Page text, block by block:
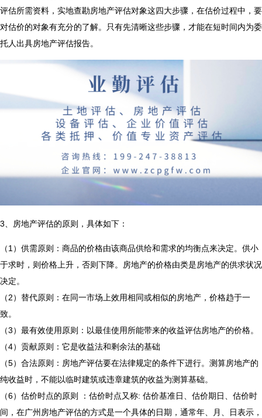
评估所需资料，实地查勘房地产评估对象这四大步骤，在估价过程中，要
对估价的对象有充分的了解。只有先清晰这些步骤，才能在短时间内为委
托人出具房地产评估报告。
3、房地产评估的原则，具体如下：
（1）供需原则：商品的价格由该商品供给和需求的均衡点来决定。供小
于求时，则价格上升，否则下降。房地产的价格由类是房地产的供求状况
决定。
（2）替代原则：在同一市场上效用相同或相似的房地产，价格趋于一
致。
（3）最有效使用原则：以最佳使用所能带来的收益评估房地产的价格。
（4）贡献原则：它是收益法和剩余法的基础
（5）合法原则：房地产评估要在法律规定的条件下进行。测算房地产的
纯收益时，不能以临时建筑或违章建筑的收益为测算基础。
（6）估价时点的原则 ：估价时点又称: 估价基准日、估价期日、估价时
间， 在广州房地产评估的方式是一个具体的日期，通常年、月、日表示，